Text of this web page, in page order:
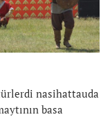
nasihattauda
basa